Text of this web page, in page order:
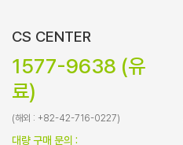
CS CENTER
1577-9638 (유
료)
(해외 : +82-42-716-0227)
대량 구매 문의 :